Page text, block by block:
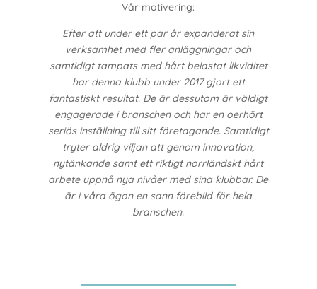
Vår motivering:
Efter att under ett par år expanderat sin
verksamhet med fler anläggningar och
samtidigt tampats med hårt belastat likviditet
har denna klubb under 2017 gjort ett
fantastiskt resultat. De är dessutom är väldigt
engagerade i branschen och har en oerhört
seriös inställning till sitt företagande. Samtidigt
tryter aldrig viljan att genom innovation,
nytänkande samt ett riktigt norrländskt hårt
arbete uppnå nya nivåer med sina klubbar. De
är i våra ögon en sann förebild för hela
branschen.